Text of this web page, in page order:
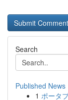
Search
Published News
1 ポータ